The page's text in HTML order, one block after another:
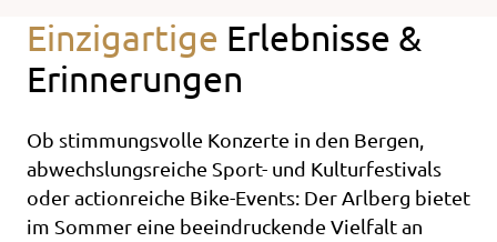
Einzigartige Erlebnisse &
Erinnerungen
Ob stimmungsvolle Konzerte in den Bergen,
abwechslungsreiche Sport- und Kulturfestivals
oder actionreiche Bike-Events: Der Arlberg bietet
im Sommer eine beeindruckende Vielfalt an